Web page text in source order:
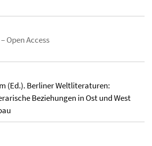
Open Access
(Ed.). Berliner Weltliteraturen:
Beziehungen in Ost und West